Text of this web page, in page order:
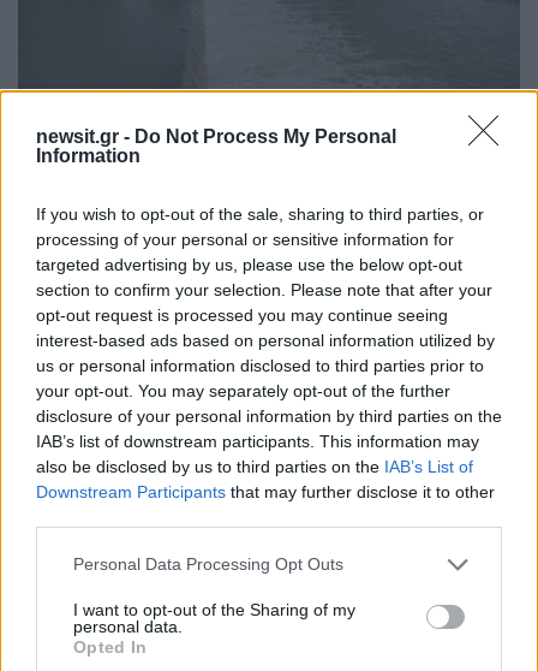
newsit.gr - Do Not Process My Personal
Information
If you wish to opt-out of the sale, sharing to third parties, or
processing of your personal or sensitive information for
targeted advertising by us, please use the below opt-out
section to confirm your selection. Please note that after your
opt-out request is processed you may continue seeing
interest-based ads based on personal information utilized by
us or personal information disclosed to third parties prior to
your opt-out. You may separately opt-out of the further
disclosure of your personal information by third parties on the
IAB’s list of downstream participants. This information may
also be disclosed by us to third parties on the IAB’s List of
Downstream Participants that may further disclose it to other
Please note that this website/app uses one or more Google
not limited to your visit or usage behaviour. You may click to
grant or deny consent to Google and its third-party tags to
use your data for below specified purposes in below Google
Personal Data Processing Opt Outs
I want to opt-out of the Sharing of my
personal data.
Opted In